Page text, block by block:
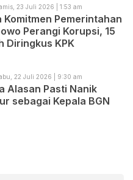
23 Juli 2026 | 1:53 am
Komitmen Pemerintahan
Perangi Korupsi, 15
Diringkus KPK
22 Juli 2026 | 9:30 am
Alasan Pasti Nanik
sebagai Kepala BGN